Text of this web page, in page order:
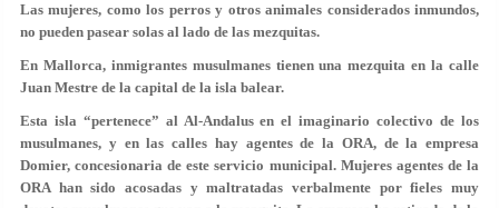
Las mujeres, como los perros y otros animales considerados inmundos,
no pueden pasear solas al lado de las mezquitas.
En Mallorca, inmigrantes musulmanes tienen una mezquita en la calle
Juan Mestre de la capital de la isla balear.
Esta isla “pertenece” al Al-Andalus en el imaginario colectivo de los
musulmanes, y en las calles hay agentes de la ORA, de la empresa
Domier, concesionaria de este servicio municipal. Mujeres agentes de la
ORA han sido acosadas y maltratadas verbalmente por fieles muy